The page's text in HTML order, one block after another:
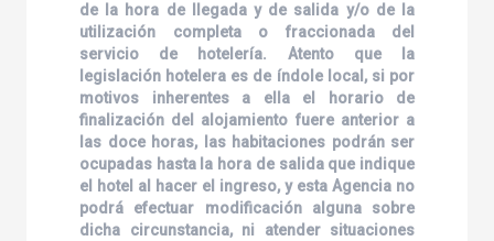
de la hora de llegada y de salida y/o de la
utilización completa o fraccionada del
servicio de hotelería. Atento que la
legislación hotelera es de índole local, si por
motivos inherentes a ella el horario de
finalización del alojamiento fuere anterior a
las doce horas, las habitaciones podrán ser
ocupadas hasta la hora de salida que indique
el hotel al hacer el ingreso, y esta Agencia no
podrá efectuar modificación alguna sobre
dicha circunstancia, ni atender situaciones